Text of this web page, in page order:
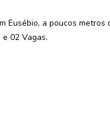
Eusébio, a poucos metros
02 Vagas.